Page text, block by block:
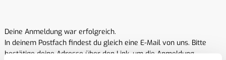
Deine Anmeldung war erfolgreich.
In deinem Postfach findest du gleich eine E-Mail von uns. Bitte
bestätige deine Adresse über den Link, um die Anmeldung